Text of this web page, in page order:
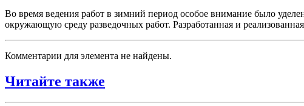
Во время ведения работ в зимний период особое внимание было
окружающую среду разведочных работ. Разработанная и
Комментарии для элемента не найдены.
Читайте также